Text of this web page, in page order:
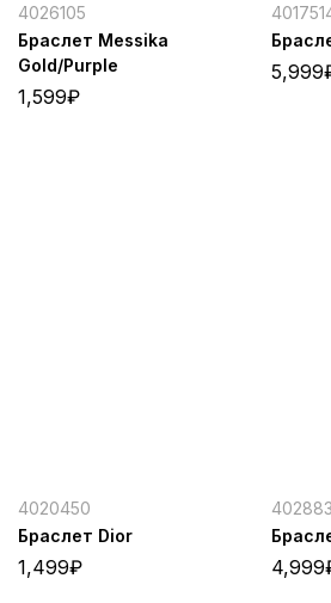
4026105
Браслет Messika
Gold/Purple
1,599₽
5,999
4020450
Браслет Dior
1,499₽ 4,999